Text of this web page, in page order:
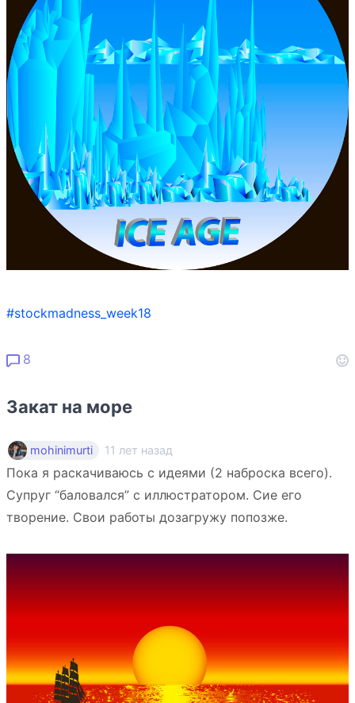
#stockmadness_week18
8
Закат на море
mohinimurti 11 лет назад
Пока я раскачиваюсь с идеями (2 наброска всего).
Супруг “баловался” с иллюстратором. Сие его
творение. Свои работы дозагружу попозже.